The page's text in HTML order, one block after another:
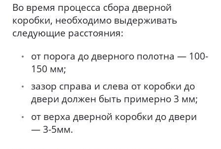
Во время процесса сбора дверной
коробки, необходимо выдерживать
следующие расстояния:
от порога до дверного полотна — 100-
150 мм;
зазор справа и слева от коробки до
двери должен быть примерно 3 мм;
от верха дверной коробки до двери
— 3-5мм.